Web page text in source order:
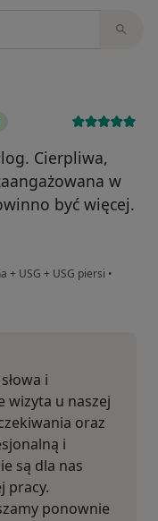
Cierpliwa,
w
być więcej.
+ USG + USG piersi •
i
wizyta u naszej
oraz
i
są dla nas
pracy.
ponownie